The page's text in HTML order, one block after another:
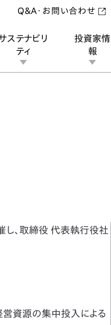
ステナビリ
ティ
投資家情
報
Q&A・お問い合わせ
、取締役 代表執行役社
資源の集中投入による